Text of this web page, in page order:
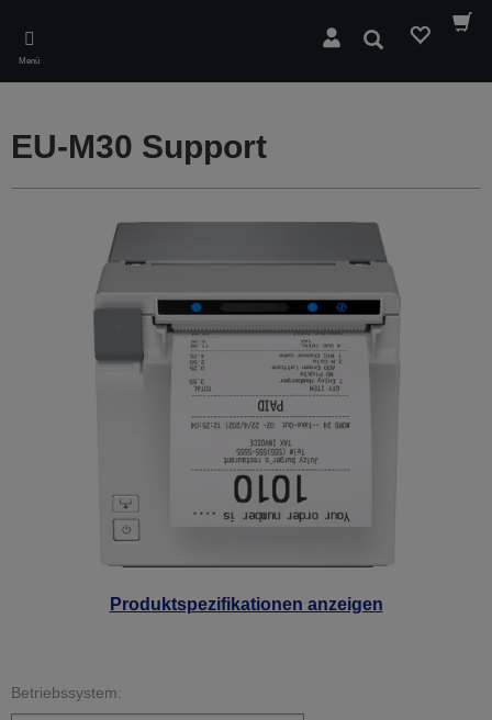
main
content
Menü
Suchen
Produktspezifikationen anzeigen
EU-M30 Support
Betriebssystem: